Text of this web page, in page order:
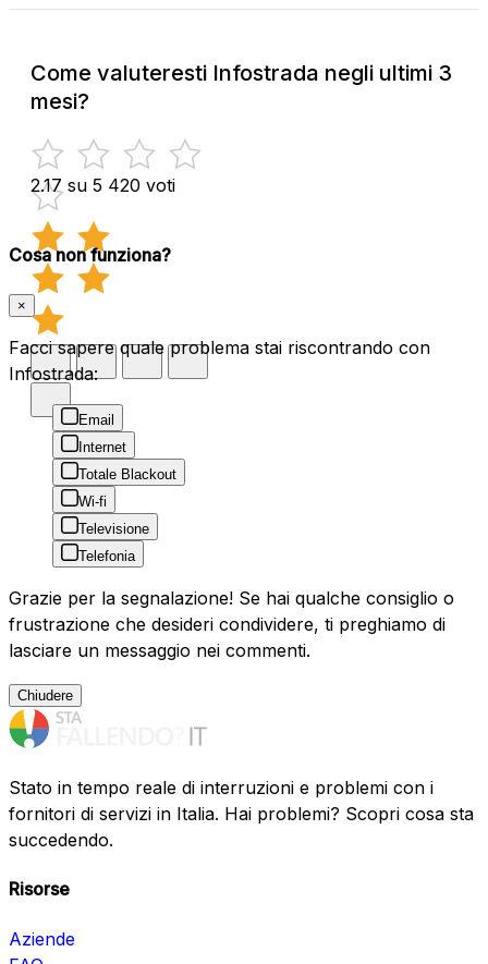
Come valuteresti Infostrada negli ultimi 3
mesi?
2.17 su 5 420 voti
Cosa non funziona?
×
Facci sapere quale problema stai riscontrando con
Infostrada:
Email
Internet
Totale Blackout
Wi-fi
Televisione
Telefonia
Grazie per la segnalazione! Se hai qualche consiglio o
frustrazione che desideri condividere, ti preghiamo di
lasciare un messaggio nei commenti.
Chiudere
Stato in tempo reale di interruzioni e problemi con i
fornitori di servizi in Italia. Hai problemi? Scopri cosa sta
succedendo.
Risorse
Aziende